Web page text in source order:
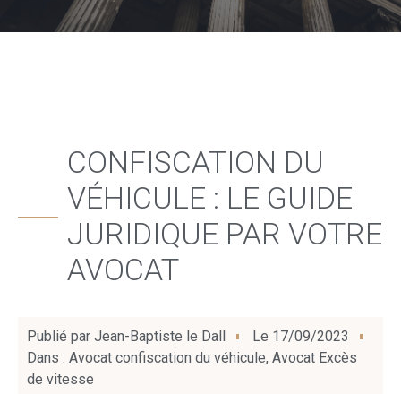
CONFISCATION DU
VÉHICULE : LE GUIDE
JURIDIQUE PAR VOTRE
AVOCAT
Publié par Jean-Baptiste le Dall Le 17/09/2023
Dans : Avocat confiscation du véhicule, Avocat Excès
de vitesse